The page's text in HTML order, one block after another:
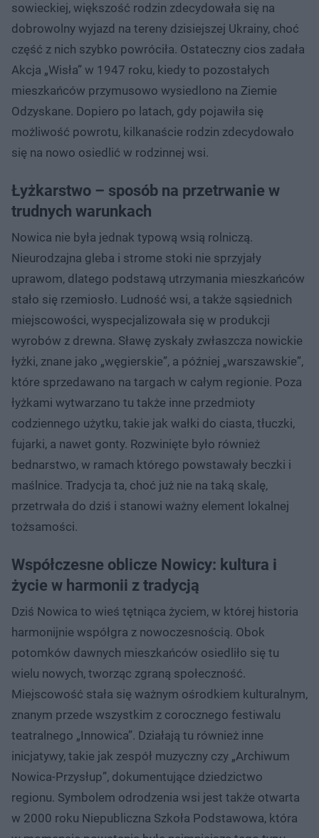
sowieckiej, większość rodzin zdecydowała się na
dobrowolny wyjazd na tereny dzisiejszej Ukrainy, choć
część z nich szybko powróciła. Ostateczny cios zadała
Akcja „Wisła” w 1947 roku, kiedy to pozostałych
mieszkańców przymusowo wysiedlono na Ziemie
Odzyskane. Dopiero po latach, gdy pojawiła się
możliwość powrotu, kilkanaście rodzin zdecydowało
się na nowo osiedlić w rodzinnej wsi.
Łyżkarstwo – sposób na przetrwanie w
trudnych warunkach
Nowica nie była jednak typową wsią rolniczą.
Nieurodzajna gleba i strome stoki nie sprzyjały
uprawom, dlatego podstawą utrzymania mieszkańców
stało się rzemiosło. Ludność wsi, a także sąsiednich
miejscowości, wyspecjalizowała się w produkcji
wyrobów z drewna. Sławę zyskały zwłaszcza nowickie
łyżki, znane jako „węgierskie”, a później „warszawskie”,
które sprzedawano na targach w całym regionie. Poza
łyżkami wytwarzano tu także inne przedmioty
codziennego użytku, takie jak wałki do ciasta, tłuczki,
fujarki, a nawet gonty. Rozwinięte było również
bednarstwo, w ramach którego powstawały beczki i
maślnice. Tradycja ta, choć już nie na taką skalę,
przetrwała do dziś i stanowi ważny element lokalnej
tożsamości.
Współczesne oblicze Nowicy: kultura i
życie w harmonii z tradycją
Dziś Nowica to wieś tętniąca życiem, w której historia
harmonijnie współgra z nowoczesnością. Obok
potomków dawnych mieszkańców osiedliło się tu
wielu nowych, tworząc zgraną społeczność.
Miejscowość stała się ważnym ośrodkiem kulturalnym,
znanym przede wszystkim z corocznego festiwalu
teatralnego „Innowica”. Działają tu również inne
inicjatywy, takie jak zespół muzyczny czy „Archiwum
Nowica-Przysłup”, dokumentujące dziedzictwo
regionu. Symbolem odrodzenia wsi jest także otwarta
w 2000 roku Niepubliczna Szkoła Podstawowa, która